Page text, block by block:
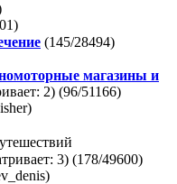
)
(145/28494)
магазины и
2) (96/51166)
)
3) (178/49600)
)